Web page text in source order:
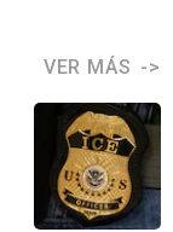
VER MÁS